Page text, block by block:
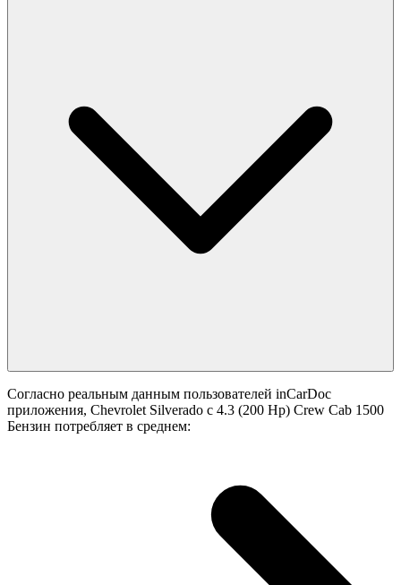
Согласно реальным данным пользователей inCarDoc
приложения, Chevrolet Silverado с 4.3 (200 Hp) Crew Cab 1500
Бензин потребляет в среднем: